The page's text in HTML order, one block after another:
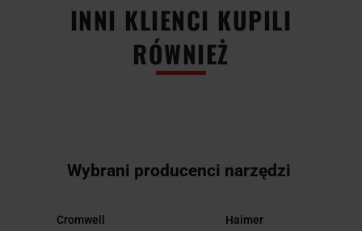
INNI KLIENCI KUPILI
RÓWNIEŻ
Wybrani producenci narzędzi
Cromwell
Haimer